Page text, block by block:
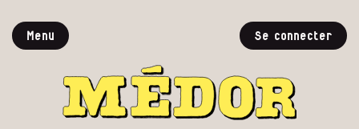
Menu Se connecter